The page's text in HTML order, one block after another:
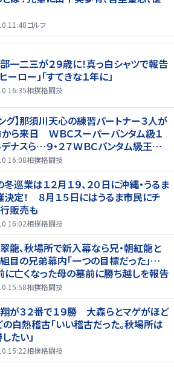
11:48ゴルフ
一二三が２９歳に！真っ白シャツで報告
ーロー」「すてきな１年に」
16:35相撲格闘技
グ】那須川天心の練習パートナー３人が
から来日 ＷＢＣスーパーバンタム級１
ナスら…９・２７ＷＢＣバンタム級王者・
と再戦
16:08相撲格闘技
巡業は１２月１９、２０日に沖縄・うるま
定！ ８月１５日にはうるま市民にチ
販売も
16:02相撲格闘技
龍、秋場所で新入幕なら兄・朝紅龍と
目の兄弟幕内「一つの目標だった」…
亡くなった母の墓前に勝ち越しを報告
15:58相撲格闘技
が３２番で１９勝 大森らとマゲがほど
白熱稽古「いい稽古だった。秋場所は
たい」
15:22相撲格闘技